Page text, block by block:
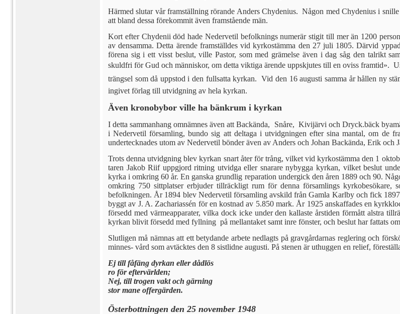
Härmed slutar vår framställning rörande Anders Chydenius. Någon med Chydenius i
att bland dessa förekommit även fram­stående män.
Kort efter Chydenii död hade Ne­dervetil befolknings numerär stigit till mer än 1200
av densamma. Detta ärende framställ­des vid kyrkostämma den 27 juli 1805. Därvid
förena sig i ett visst beslut, ville Pastor, som med grämelse även i dag såg den talrikt
skuldfri för Gud och människor, om detta viktiga ärende uppskjutes till en oviss framtid». 
trängsel som då uppstod i den fullsatta kyrkan.  Vid den 16 augusti samma år hållen ny
ingivet förlag till utvidgning av hela kyrkan.
Även kronobybor ville ha bänkrum i kyrkan
I detta sammanhang omnämnes även att Backända, Snåre, Kivijärvi och Dryck.bäck
i Ne­dervetil församling, bundo sig att deltaga i utvidgningen efter sina mantal, om de
underteck­nades utom av Nedervetil bönder även av Anders och Johan Backända, Erik och
Trots denna utvidgning blev kyr­kan snart åter för trång, vilket vid kyrkostämma den 1
taren Jakob Riif uppgjord ritning ut­vidga eller snarare nybygga kyrkan, vilket beslut
kyrka i om­kring 60 år. En ganska grundlig re­paration undergick den åren 1889 och 90.
omkring 750 sitt­platser erbjuder tillräckligt rum för denna församlings
befolkningen. År 1894 blev Neder­vetil församling avskild från Gamla Karlby och fick
byggt av J. A. Zachariassén för en kostnad av 5.850 mark. År 1925 anskaffades en
försedd med värmeapparater, vilka dock icke under den kallaste årstiden förmått alstra
kyrkan blivit försedd med fyllning på mellantaket samt inre fönster, och beslut har fattats
Slutligen må nämnas att ett betydande arbete nedlagts på gravgårdarnas reglering och
minnes- vård som avtäcktes den 8 sistlidne augusti. På stenen är uthuggen en relief,
Ej till fåfäng dyrkan eller dådlös
ro för eftervärlden;
Nej, till trogen vakt och gärning
stor mane offergärden.
Österbottningen den 25 november 1948